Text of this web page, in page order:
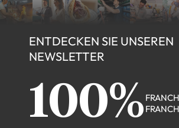
ENTDECKEN SIE UNSEREN
NEWSLETTER
100%